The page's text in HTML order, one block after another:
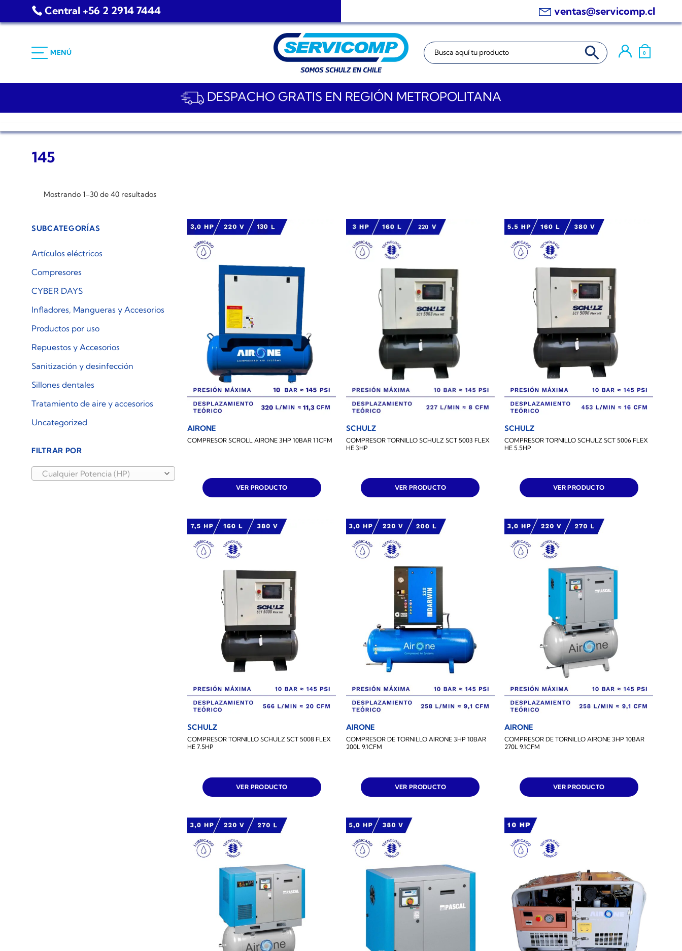
Central +56 2 2914 7444 ventas@servicomp.cl
MENÚ
Buscar: BOTÓN DE BÚSQUEDA
0
DESPACHO GRATIS EN REGIÓN METROPOLITANA
145
Mostrando 1–30 de 40 resultados
SUBCATEGORÍAS
Artículos eléctricos
Compresores
CYBER DAYS
Infladores, Mangueras y Accesorios
Productos por uso
Repuestos y Accesorios
Sanitización y desinfección
Sillones dentales
Tratamiento de aire y accesorios
Uncategorized
FILTRAR POR
Cualquier Potencia (HP)
AIRONE
COMPRESOR SCROLL AIRONE 3HP 10BAR 11CFM
VER PRODUCTO
SCHULZ
COMPRESOR TORNILLO SCHULZ SCT 5003 FLEX
HE 3HP
VER PRODUCTO
SCHULZ
COMPRESOR TORNILLO SCHULZ SCT 5006 FLEX
HE 5.5HP
VER PRODUCTO
SCHULZ
COMPRESOR TORNILLO SCHULZ SCT 5008 FLEX
HE 7.5HP
VER PRODUCTO
AIRONE
COMPRESOR DE TORNILLO AIRONE 3HP 10BAR
200L 9.1CFM
VER PRODUCTO
AIRONE
COMPRESOR DE TORNILLO AIRONE 3HP 10BAR
270L 9.1CFM
VER PRODUCTO